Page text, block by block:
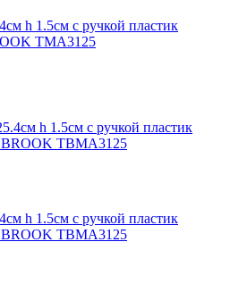
h 1.5см с ручкой пластик
TMA3125
h 1.5см с ручкой пластик
TBMA3125